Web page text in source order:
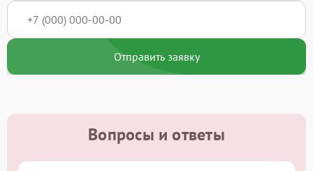
Отправить заявку
Вопросы и ответы